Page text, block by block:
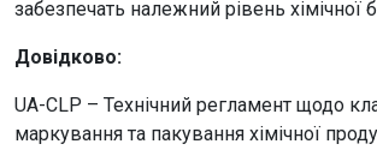
забезпечать належний рівень хімічної
Довідково:
UA-CLP – Технічний регламент щодо
маркування та пакування хімічної